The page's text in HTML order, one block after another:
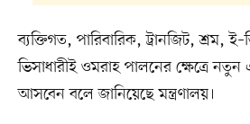
ব্যক্তিগত, পারিবারিক, ট্রানজিট, শ্রম,
ভিসাধারীই ওমরাহ পালনের ক্ষেত্রে
আসবেন বলে জানিয়েছে মন্ত্রণালয়।